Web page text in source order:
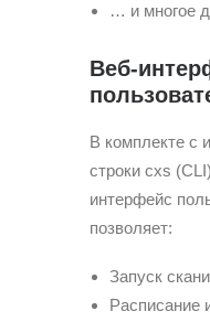
… и многое
Веб-
В комплекте с
строки cxs
интерфейс
позволяет:
Запуск
Расписание